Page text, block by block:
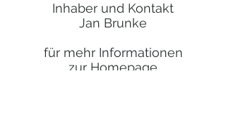
Inhaber und Kontakt
Jan Brunke
für mehr Informationen
zur Homepage